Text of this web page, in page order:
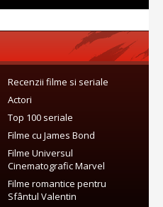
Recenzii filme si seriale
Actori
Top 100 seriale
Filme cu James Bond
Filme Universul
Cinematografic Marvel
Filme romantice pentru
Sfântul Valentin